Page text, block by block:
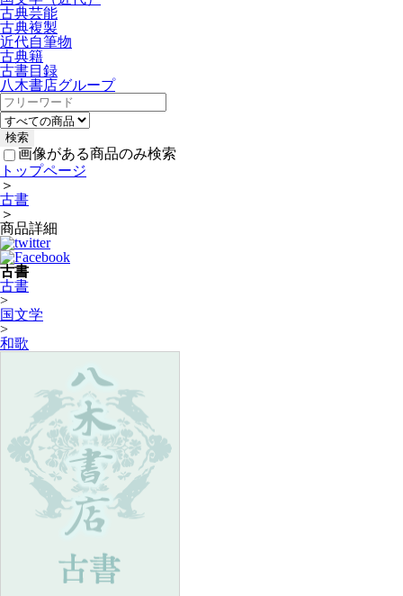
古典芸能
古典複製
近代自筆物
古典籍
古書目録
八木書店グループ
画像がある商品のみ検索
トップページ
＞
古書
＞
商品詳細
古書
古書
>
国文学
>
和歌